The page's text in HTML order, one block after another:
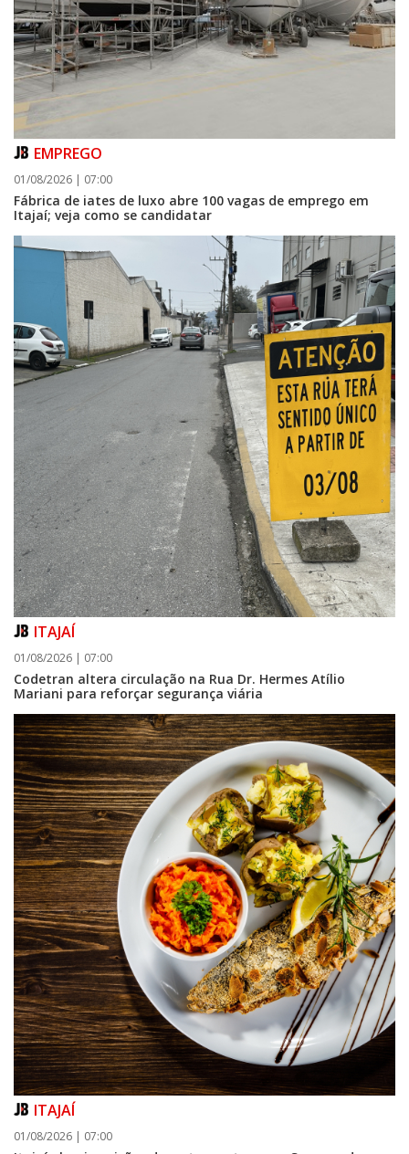
EMPREGO
01/08/2026 | 07:00
Fábrica de iates de luxo abre 100 vagas de emprego em
Itajaí; veja como se candidatar
ITAJAÍ
01/08/2026 | 07:00
Codetran altera circulação na Rua Dr. Hermes Atílio
Mariani para reforçar segurança viária
ITAJAÍ
01/08/2026 | 07:00